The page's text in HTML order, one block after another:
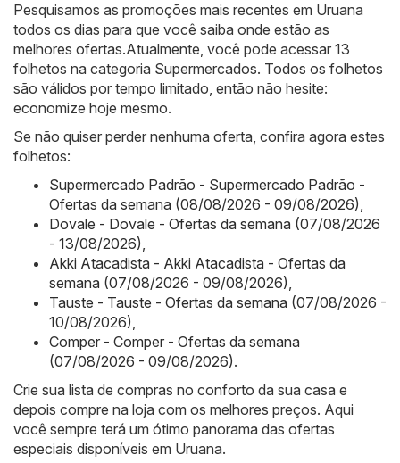
Pesquisamos as promoções mais recentes em Uruana
todos os dias para que você saiba onde estão as
melhores ofertas.Atualmente, você pode acessar 13
folhetos na categoria Supermercados. Todos os folhetos
são válidos por tempo limitado, então não hesite:
economize hoje mesmo.
Se não quiser perder nenhuma oferta, confira agora estes
folhetos:
Supermercado Padrão - Supermercado Padrão -
Ofertas da semana (08/08/2026 - 09/08/2026),
Dovale - Dovale - Ofertas da semana (07/08/2026
- 13/08/2026),
Akki Atacadista - Akki Atacadista - Ofertas da
semana (07/08/2026 - 09/08/2026),
Tauste - Tauste - Ofertas da semana (07/08/2026 -
10/08/2026),
Comper - Comper - Ofertas da semana
(07/08/2026 - 09/08/2026).
Crie sua lista de compras no conforto da sua casa e
depois compre na loja com os melhores preços. Aqui
você sempre terá um ótimo panorama das ofertas
especiais disponíveis em Uruana.